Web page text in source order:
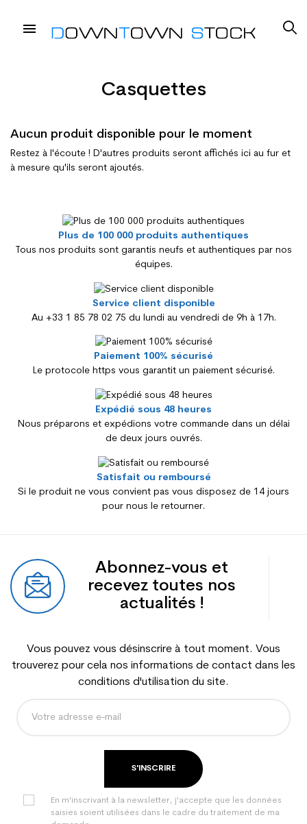
Casquettes
Aucun produit disponible pour le moment
Restez à l'écoute ! D'autres produits seront affichés ici au fur et
à mesure qu'ils seront ajoutés.
Plus de 100 000 produits authentiques
Tous nos produits sont garantis neufs et authentiques par nos
équipes.
Service client disponible
Au +33 1 85 78 02 75 du lundi au vendredi de 9h à 17h.
Paiement 100% sécurisé
Le protocole https vous garantit un paiement sécurisé.
Expédié sous 48 heures
Nous préparons et expédions votre commande dans un délai
de deux jours ouvrés.
Satisfait ou remboursé
Si le produit ne vous convient pas vous disposez de 14 jours
pour nous le retourner.
Abonnez-vous et
recevez toutes nos
actualités !
Vous pouvez vous désinscrire à tout moment. Vous
trouverez pour cela nos informations de contact dans les
conditions d'utilisation du site.
S'INSCRIRE
En m'inscrivant à la newsletter, j'accepte que les données
saisies soient utilisées dans le cadre du traitement de ma